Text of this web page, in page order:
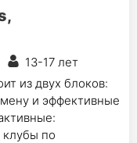
13-17 лет
из двух блоков:
и эффективные
по